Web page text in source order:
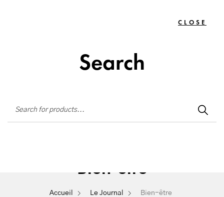
Search
CLOSE
Bien-être
Accueil Le Journal Bien-être